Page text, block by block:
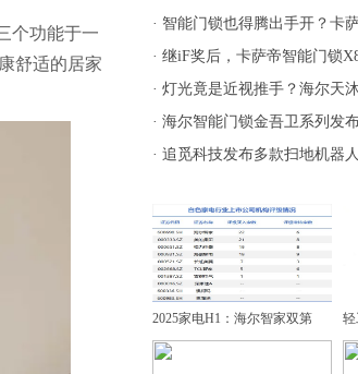
个功能于一
舒适的居家
屏控全屋
· 智能门锁也得腾出手开？卡
方案
· 继iF奖后，卡萨帝智能门锁
· 灯光竟是近视推手？海尔天
护眼又养眼
· 海尔智能门锁金吾卫系列发
专业进化
· 追觅科技发布多款扫地机器
2025家电H1：海尔智家双第
一，增速领跑
轻